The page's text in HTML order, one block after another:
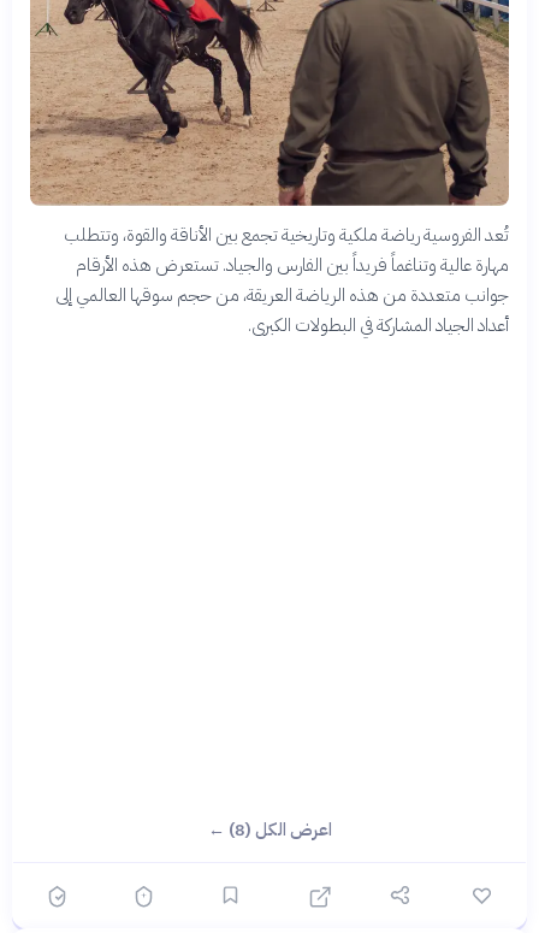
تُعد الفروسية رياضة ملكية وتاريخية تجمع بين الأناقة والقوة، وتتطلب
مهارة عالية وتناغماً فريداً بين الفارس والجياد. تستعرض هذه الأرقام
جوانب متعددة من هذه الرياضة العريقة، من حجم سوقها العالمي إلى
أعداد الجياد المشاركة في البطولات الكبرى.
اعرض الكل (8) ←